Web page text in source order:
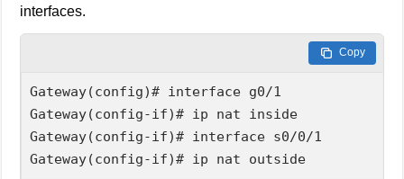
interfaces.
Copy
Gateway(config)# interface g0/1
Gateway(config-if)# ip nat inside
Gateway(config-if)# interface s0/0/1
Gateway(config-if)# ip nat outside